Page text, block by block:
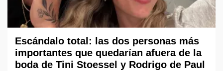
Escándalo total: las dos personas más
importantes que quedarían afuera de la
boda de Tini Stoessel y Rodrigo de Paul